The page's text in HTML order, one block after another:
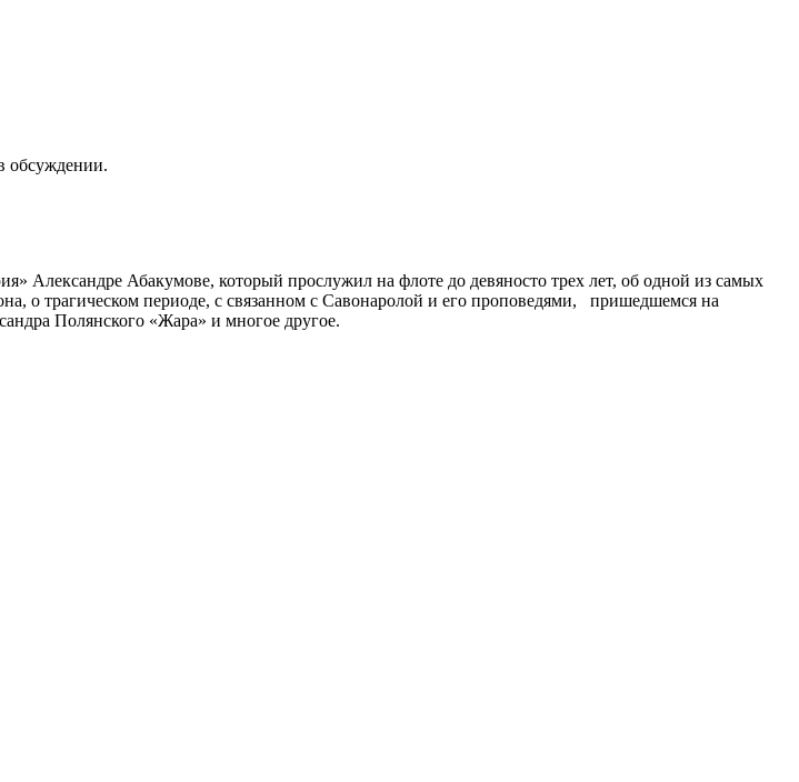
обсуждении.
Александре Абакумове, который прослужил на флоте до девяносто трех лет, об одной из самых
о трагическом периоде, с связанном с Савонаролой и его проповедями, пришедшемся на
Полянского «Жара» и многое другое.